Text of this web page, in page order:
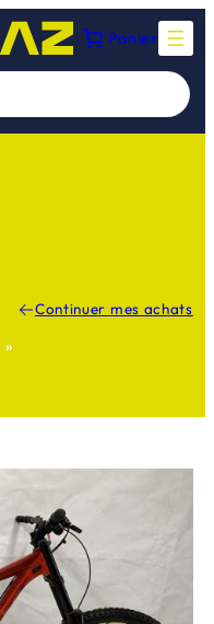
Panier
Continuer mes achats
»